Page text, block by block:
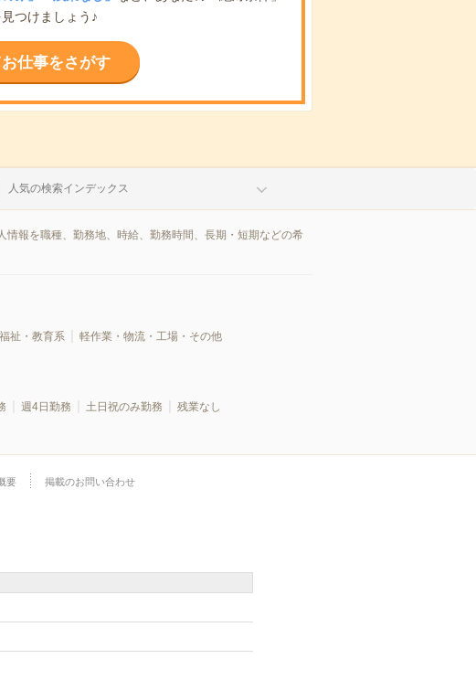
つけましょう♪
仕事をさがす
人気の検索インデックス
報を職種、勤務地、時給、勤務時間、長期・短期などの希
祉・教育系 軽作業・物流・工場・その他
週4日勤務 土日祝のみ勤務
残業なし
要 掲載のお問い合わせ